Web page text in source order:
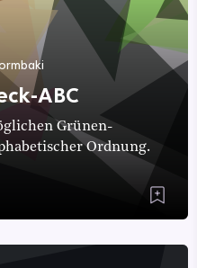
ABC
Grünen-
Ordnung.